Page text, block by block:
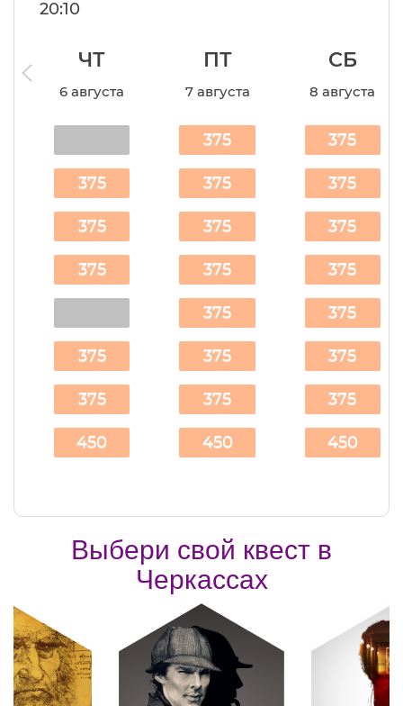
20:10
ЧТ
6 августа
375
375
375
375
375
450
ПТ
7 августа
375
375
375
375
375
375
375
450
СБ
8 августа
375
375
375
375
375
375
375
450
Выбери свой квест в
Черкассах